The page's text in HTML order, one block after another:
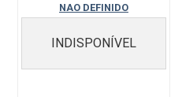
NAO DEFINIDO
INDISPONÍVEL